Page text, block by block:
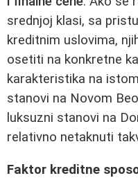
srednjoj klasi, sa
kreditnim uslovima,
osetiti na konkretne
karakteristika na
stanovi na Novom
luksuzni stanovi na
relativno netaknuti
Faktor kreditne